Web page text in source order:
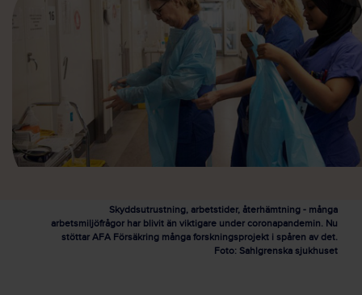
Skyddsutrustning, arbetstider, återhämtning - många
arbetsmiljöfrågor har blivit än viktigare under coronapandemin. Nu
stöttar AFA Försäkring många forskningsprojekt i spåren av det.
Foto: Sahlgrenska sjukhuset